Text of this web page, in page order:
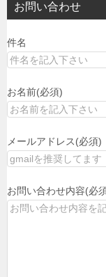
お問い合わせ
件名
お名前(必須)
メールアドレス(必須)
お問い合わせ内容(必